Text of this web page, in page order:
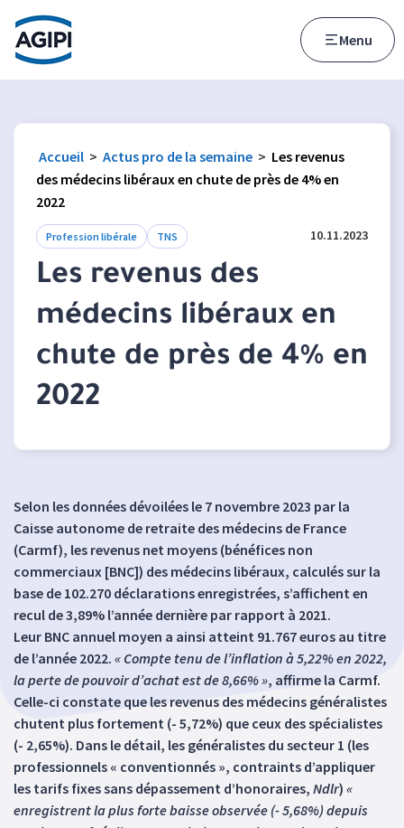
Accès au menu
Accès au contenu principal
Menu
Accueil > Actus pro de la semaine > Les revenus
des médecins libéraux en chute de près de 4% en
2022
Profession libérale TNS 10.11.2023
Les revenus des
médecins libéraux en
chute de près de 4% en
2022
Selon les données dévoilées le 7 novembre 2023 par la
Caisse autonome de retraite des médecins de France
(Carmf), les revenus net moyens (bénéfices non
commerciaux [BNC]) des médecins libéraux, calculés sur la
base de 102.270 déclarations enregistrées, s’affichent en
recul de 3,89% l’année dernière par rapport à 2021.
Leur BNC annuel moyen a ainsi atteint 91.767 euros au titre
de l’année 2022. « Compte tenu de l’inflation à 5,22% en 2022,
la perte de pouvoir d’achat est de 8,66% », affirme la Carmf.
Celle-ci constate que les revenus des médecins généralistes
chutent plus fortement (- 5,72%) que ceux des spécialistes
(- 2,65%). Dans le détail, les généralistes du secteur 1 (les
professionnels « conventionnés », contraints d’appliquer
les tarifs fixes sans dépassement d’honoraires, Ndlr) «
enregistrent la plus forte baisse observée (- 5,68%) depuis